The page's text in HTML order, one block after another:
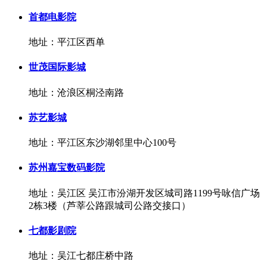
首都电影院
地址：平江区西单
世茂国际影城
地址：沧浪区桐泾南路
苏艺影城
地址：平江区东沙湖邻里中心100号
苏州嘉宝数码影院
地址：吴江区 吴江市汾湖开发区城司路1199号咏信广场
2栋3楼（芦莘公路跟城司公路交接口）
七都影剧院
地址：吴江七都庄桥中路